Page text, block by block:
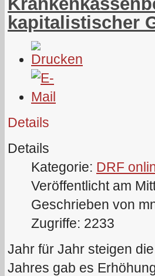
kapitalistischer
Details
Details
Kategorie: DRF
Veröffentlicht am
Geschrieben von
Zugriffe: 2233
Jahr für Jahr steigen
Jahres gab es